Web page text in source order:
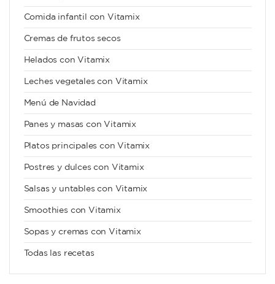
Comida infantil con Vitamix
Cremas de frutos secos
Helados con Vitamix
Leches vegetales con Vitamix
Menú de Navidad
Panes y masas con Vitamix
Platos principales con Vitamix
Postres y dulces con Vitamix
Salsas y untables con Vitamix
Smoothies con Vitamix
Sopas y cremas con Vitamix
Todas las recetas